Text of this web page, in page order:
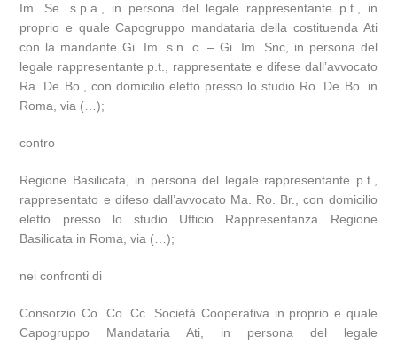
Im. Se. s.p.a., in persona del legale rappresentante p.t., in
proprio e quale Capogruppo mandataria della costituenda Ati
con la mandante Gi. Im. s.n. c. – Gi. Im. Snc, in persona del
legale rappresentante p.t., rappresentate e difese dall’avvocato
Ra. De Bo., con domicilio eletto presso lo studio Ro. De Bo. in
Roma, via (…);
contro
Regione Basilicata, in persona del legale rappresentante p.t.,
rappresentato e difeso dall’avvocato Ma. Ro. Br., con domicilio
eletto presso lo studio Ufficio Rappresentanza Regione
Basilicata in Roma, via (…);
nei confronti di
Consorzio Co. Co. Cc. Società Cooperativa in proprio e quale
Capogruppo Mandataria Ati, in persona del legale